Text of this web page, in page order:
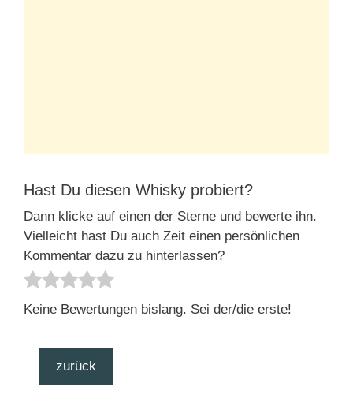
Hast Du diesen Whisky probiert?
Dann klicke auf einen der Sterne und bewerte ihn.
Vielleicht hast Du auch Zeit einen persönlichen
Kommentar dazu zu hinterlassen?
Keine Bewertungen bislang. Sei der/die erste!
zurück